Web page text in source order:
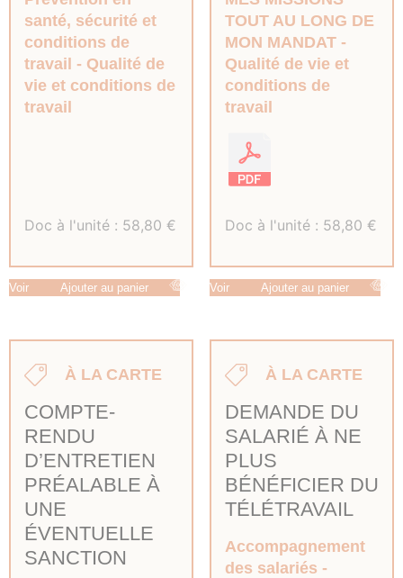
santé, sécurité et
conditions de
travail
Qualité de
vie et conditions de
travail
Doc à l'unité : 58,80 €
Voir Ajouter au panier
TOUT AU LONG DE
MON MANDAT
Qualité de vie et
conditions de
travail
Doc à l'unité : 58,80 €
Voir Ajouter au panier
À LA CARTE
COMPTE-
RENDU
D’ENTRETIEN
PRÉALABLE À
UNE
ÉVENTUELLE
SANCTION
À LA CARTE
DEMANDE DU
SALARIÉ À NE
PLUS
BÉNÉFICIER DU
TÉLÉTRAVAIL
Accompagnement
des salariés